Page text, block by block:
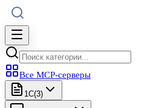
Все MCP-серверы
1C(3)